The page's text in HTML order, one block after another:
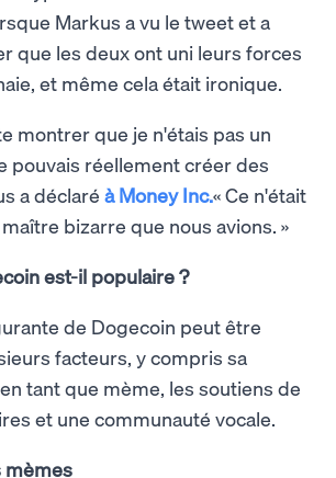
Markus a vu le tweet et a
que les deux ont uni leurs forces
et même cela était ironique.
montrer que je n'étais pas un
pouvais réellement créer des
a déclaré à Money Inc.« Ce n'était
bizarre que nous avions. »
est-il populaire ?
de Dogecoin peut être
facteurs, y compris sa
tant que mème, les soutiens de
et une communauté vocale.
mèmes